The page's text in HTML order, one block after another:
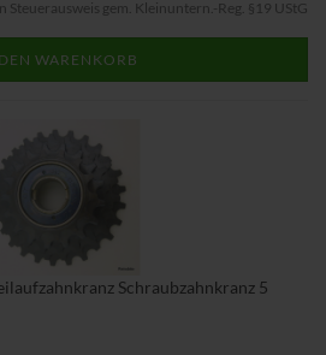
Steuerausweis gem. Kleinuntern.-Reg. §19 UStG
WARENKORB
Schraubzahnkranz 5